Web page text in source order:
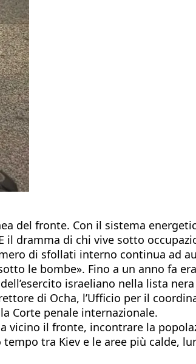
del fronte. Con il sistema
dramma di chi vive sotto
di sfollati interno continua ad
le bombe». Fino a un anno fa
israeliano nella lista
di Ocha, l’Ufficio per il
Corte penale internazionale.
vicino il fronte, incontrare la
tra Kiev e le aree più calde,